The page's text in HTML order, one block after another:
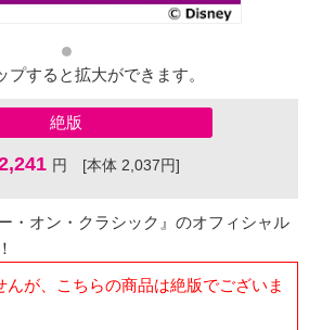
プすると拡大ができます。
絶版
円 [本体 2,037円]
・オン・クラシック』のオフィシャル
が、こちらの商品は絶版でございま